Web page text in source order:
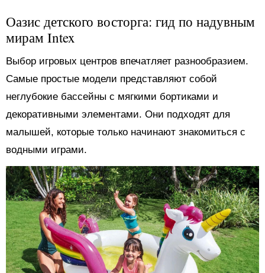
Оазис детского восторга: гид по надувным
мирам Intex
Выбор игровых центров впечатляет разнообразием.
Самые простые модели представляют собой
неглубокие бассейны с мягкими бортиками и
декоративными элементами. Они подходят для
малышей, которые только начинают знакомиться с
водными играми.